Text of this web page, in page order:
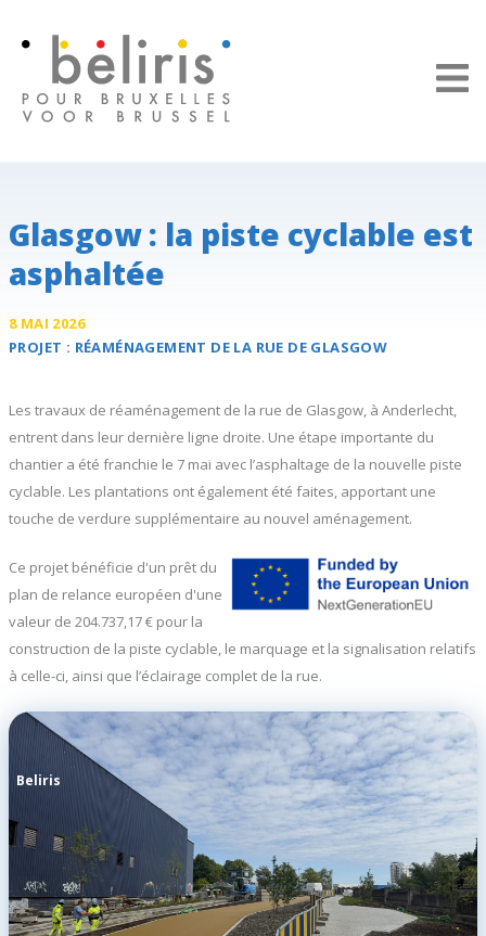
Glasgow : la piste cyclable est
asphaltée
8 MAI 2026
PROJET : RÉAMÉNAGEMENT DE LA RUE DE GLASGOW
Les travaux de réaménagement de la rue de Glasgow, à Anderlecht,
entrent dans leur dernière ligne droite. Une étape importante du
chantier a été franchie le 7 mai avec l’asphaltage de la nouvelle piste
cyclable. Les plantations ont également été faites, apportant une
touche de verdure supplémentaire au nouvel aménagement.
Ce projet bénéficie d'un prêt du
plan de relance européen d'une
valeur de 204.737,17 € pour la
construction de la piste cyclable, le marquage et la signalisation relatifs
à celle-ci, ainsi que l’éclairage complet de la rue.
Beliris